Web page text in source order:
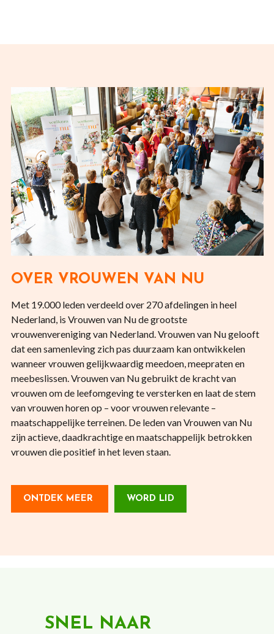
OVER VROUWEN VAN NU
Met 19.000 leden verdeeld over 270 afdelingen in heel
Nederland, is Vrouwen van Nu de grootste
vrouwenvereniging van Nederland. Vrouwen van Nu gelooft
dat een samenleving zich pas duurzaam kan ontwikkelen
wanneer vrouwen gelijkwaardig meedoen, meepraten en
meebeslissen. Vrouwen van Nu gebruikt de kracht van
vrouwen om de leefomgeving te versterken en laat de stem
van vrouwen horen op – voor vrouwen relevante –
maatschappelijke terreinen. De leden van Vrouwen van Nu
zijn actieve, daadkrachtige en maatschappelijk betrokken
vrouwen die positief in het leven staan.
ONTDEK MEER WORD LID
SNEL NAAR